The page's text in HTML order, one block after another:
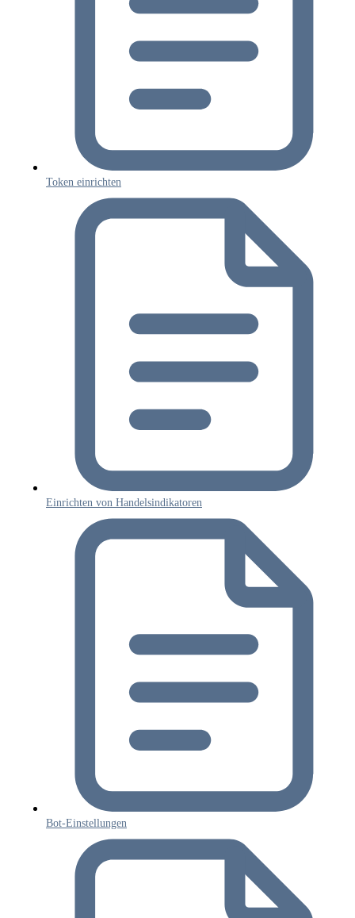
Token einrichten
Einrichten von Handelsindikatoren
Bot-Einstellungen